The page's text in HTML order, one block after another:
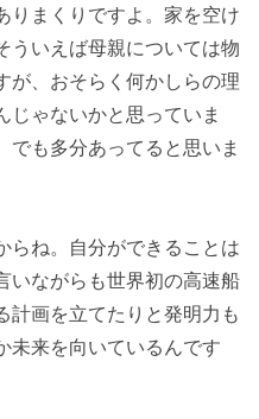
りまくりですよ。家を空け
ういえば母親については物
が、おそらく何かしらの理
じゃないかと思っていま
でも多分あってると思いま
らね。自分ができることは
いながらも世界初の高速船
計画を立てたりと発明力も
未来を向いているんです